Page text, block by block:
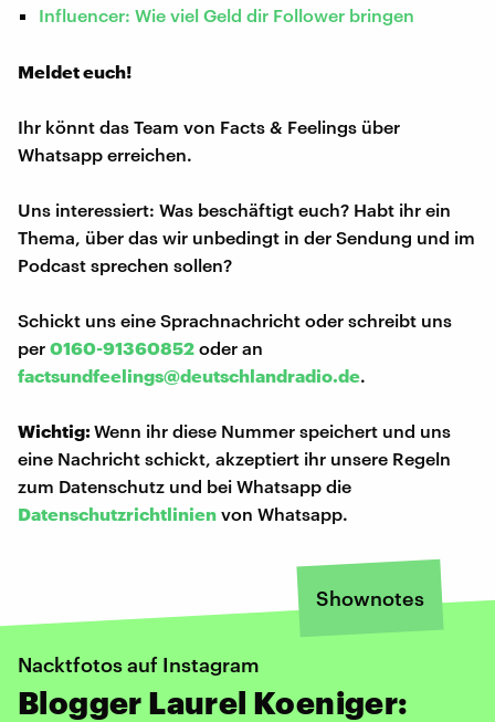
Influencer: Wie viel Geld dir Follower bringen
Meldet euch!
Ihr könnt das Team von Facts & Feelings über
Whatsapp erreichen.
Uns interessiert: Was beschäftigt euch? Habt ihr ein
Thema, über das wir unbedingt in der Sendung und im
Podcast sprechen sollen?
Schickt uns eine Sprachnachricht oder schreibt uns
per 0160-91360852 oder an
factsundfeelings@deutschlandradio.de.
Wichtig:Wenn ihr diese Nummer speichert und uns
eine Nachricht schickt, akzeptiert ihr unsere Regeln
zum Datenschutz und bei Whatsapp die
Datenschutzrichtlinien von Whatsapp.
Shownotes
Nacktfotos auf Instagram
Blogger Laurel Koeniger: